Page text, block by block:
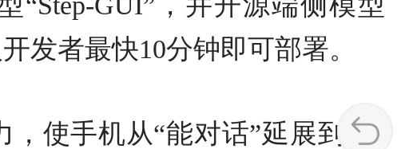
发者最快10分钟即可部署。
使手机从“能对话”延展到“会